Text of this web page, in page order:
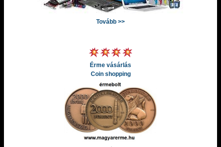
Tovább >>
Érme vásárlás
Coin shopping